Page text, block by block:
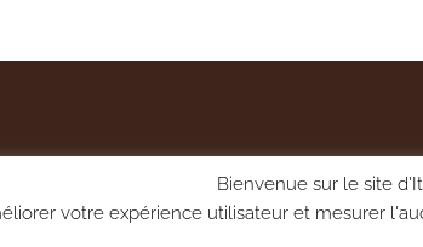
Bienvenue sur le site
votre expérience utilisateur et mesurer